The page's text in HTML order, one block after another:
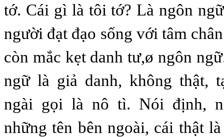
tớ. Cái gì là tôi tớ? Là ngôn
người đạt đạo sống với tâm
còn mắc kẹt danh tư,ø ngôn
ngữ là giả danh, không thật,
ngài gọi là nô tì. Nói định,
những tên bên ngoài, cái thật